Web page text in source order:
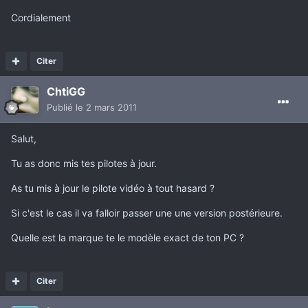
Cordialement
Citer
ChtiGG
Publié le 2 mars 2011
Salut,
Tu as donc mis tes pilotes à jour.
As tu mis à jour le pilote vidéo à tout hasard ?
Si c'est le cas il va falloir passer une une version postérieure.
Quelle est la marque te le modèle exact de ton PC ?
Citer